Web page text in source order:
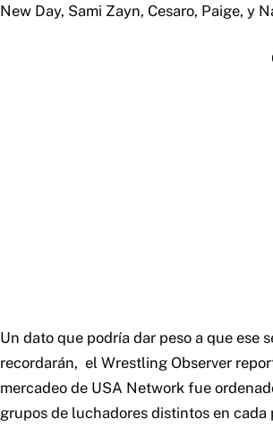
New Day, Sami Zayn, Cesaro, Paige, y
Un dato que podría dar peso a que ese
recordarán, el Wrestling Observer
mercadeo de USA Network fue
grupos de luchadores distintos en cada